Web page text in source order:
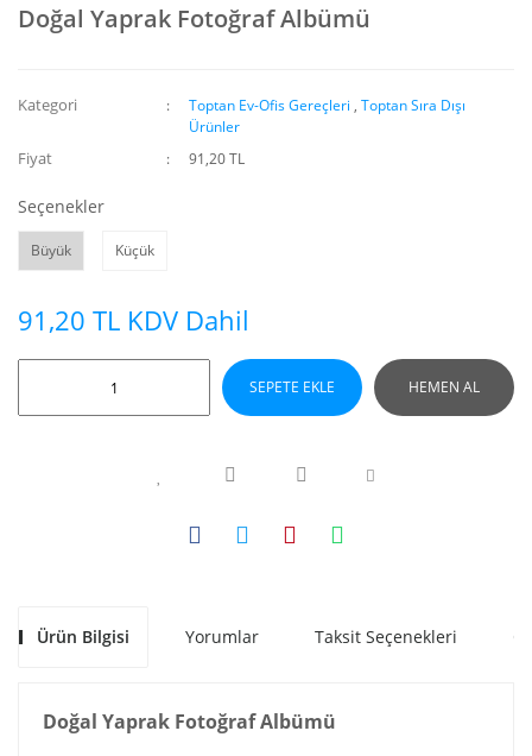
Doğal Yaprak Fotoğraf Albümü
Kategori Toptan Ev-Ofis Gereçleri ,Toptan Sıra Dışı
Ürünler
Fiyat 91,20 TL
Seçenekler
Büyük Küçük
91,20 TL KDV Dahil
SEPETE EKLE HEMEN AL
Ürün Bilgisi Yorumlar Taksit Seçenekleri
Doğal Yaprak Fotoğraf Albümü